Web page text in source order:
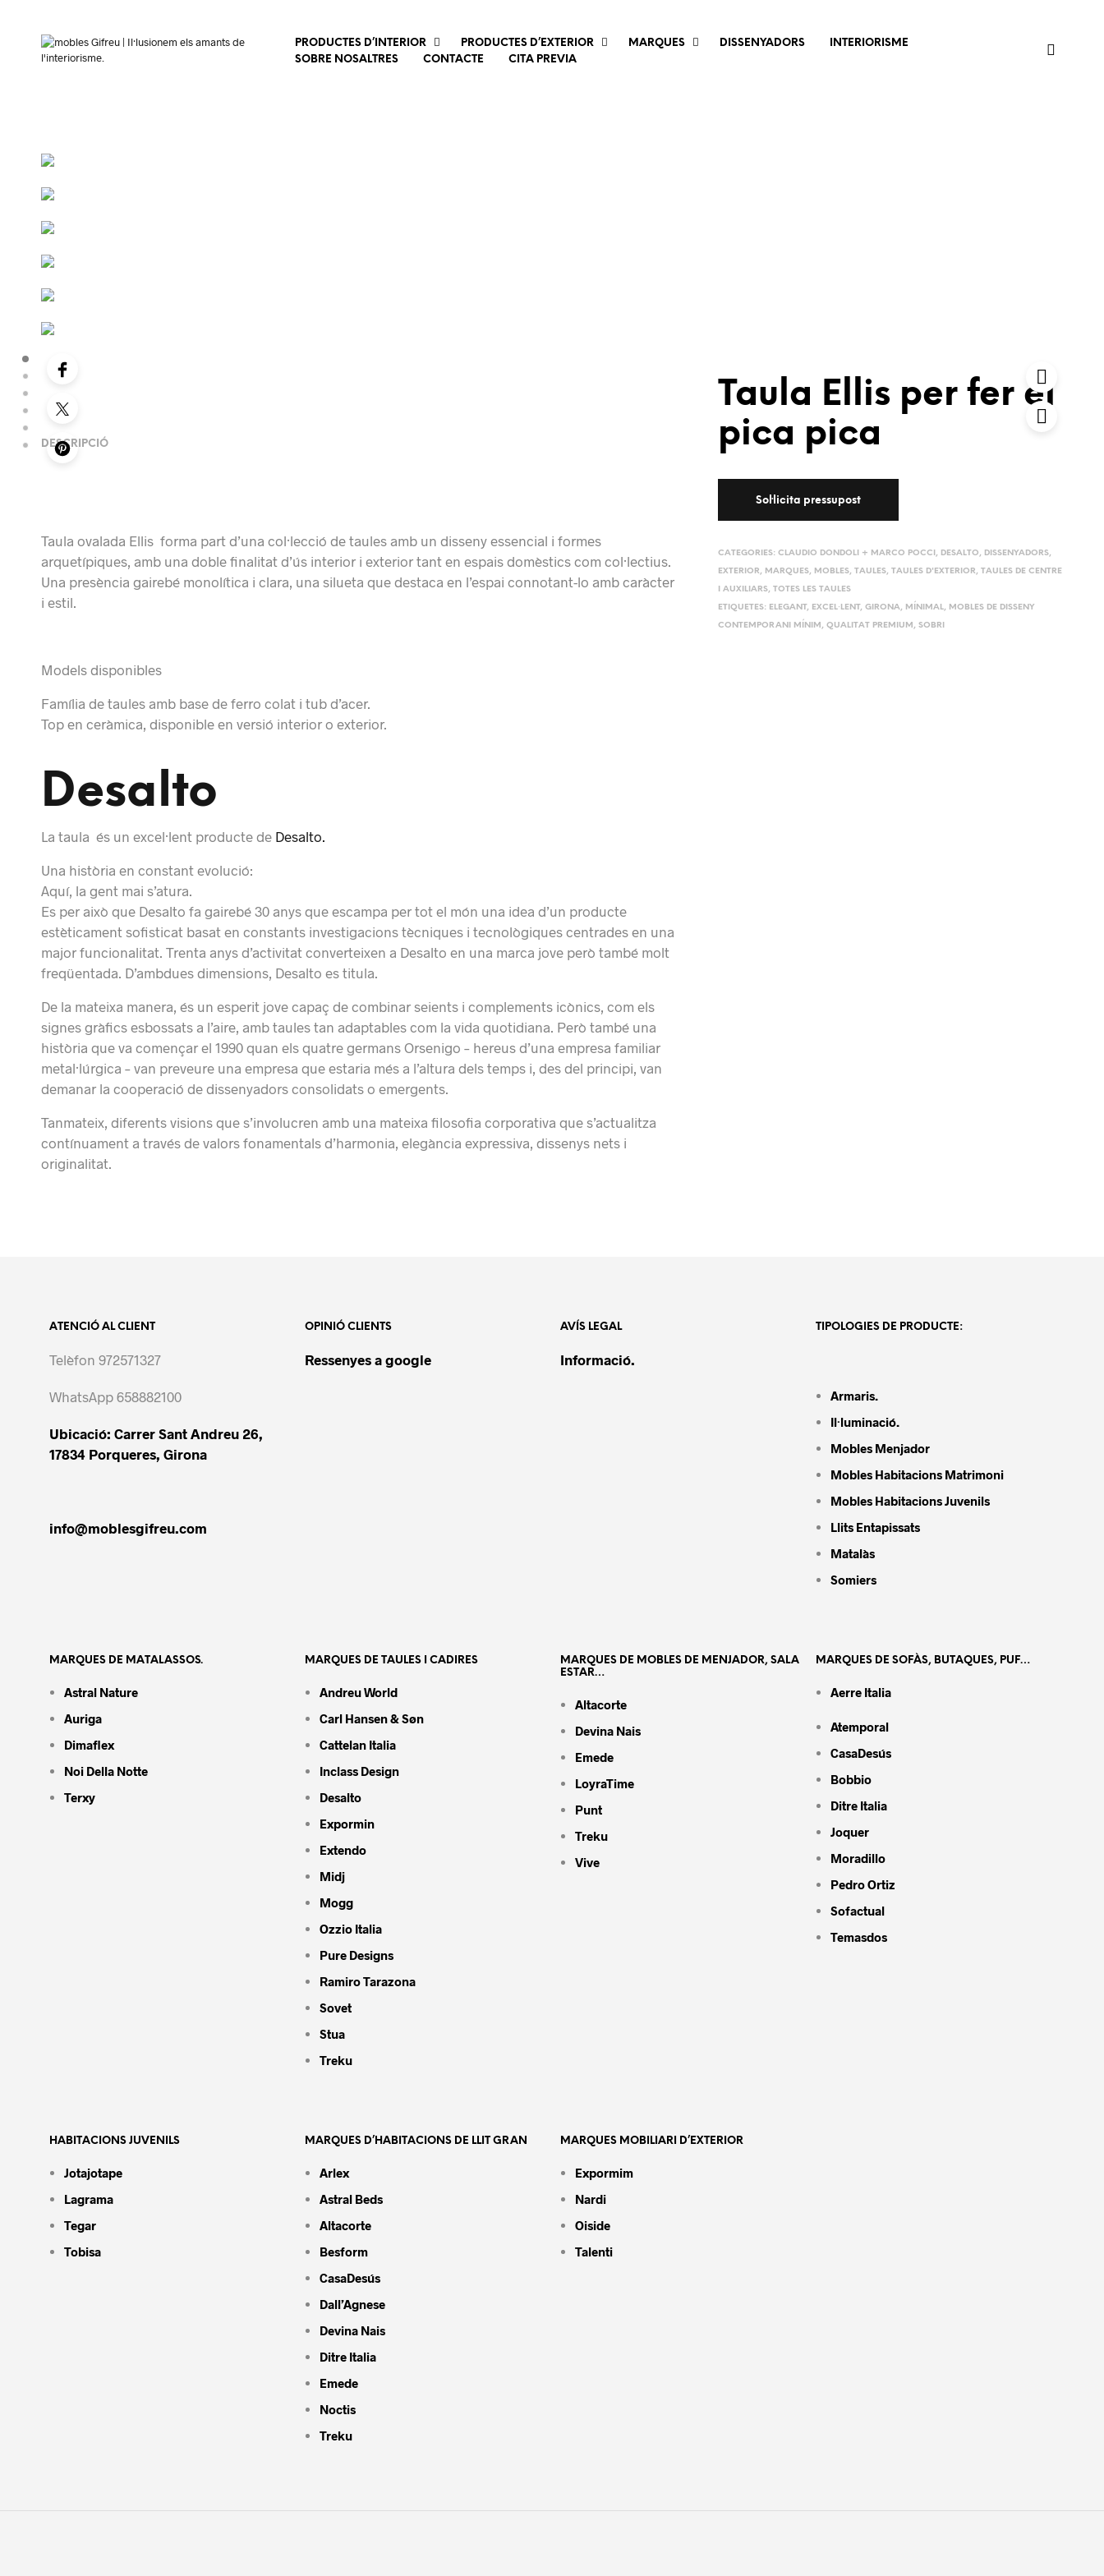
PRODUCTES D’INTERIOR PRODUCTES D’EXTERIOR MARQUES DISSENYADORS
INTERIORISME
SOBRE NOSALTRES
CONTACTE CITA PREVIA
Taula Ellis per fer el
pica pica
CATEGORIES: CLAUDIO DONDOLI + MARCO POCCI , DESALTO, DISSENYADORS,
EXTERIOR, MARQUES, MOBLES, TAULES, TAULES D'EXTERIOR, TAULES DE CENTRE
I AUXILIARS, TOTES LES TAULES
ETIQUETES: ELEGANT, EXCEL·LENT, GIRONA, MÍNIMAL, MOBLES DE DISSENY
CONTEMPORANI MÍNIM , QUALITAT PREMIUM , SOBRI
DESCRIPCIÓ
Taula ovalada Ellis forma part d’una col·lecció de taules amb un disseny essencial i formes
arquetípiques, amb una doble finalitat d’ús interior i exterior tant en espais domèstics com col·lectius.
Una presència gairebé monolítica i clara, una silueta que destaca en l’espai connotant-lo amb caràcter
i estil.
Models disponibles
Família de taules amb base de ferro colat i tub d’acer.
Top en ceràmica, disponible en versió interior o exterior.
Desalto
La taula és un excel·lent producte de Desalto.
Una història en constant evolució:
Aquí, la gent mai s’atura.
Es per això que Desalto fa gairebé 30 anys que escampa per tot el món una idea d’un producte
estèticament sofisticat basat en constants investigacions tècniques i tecnològiques centrades en una
major funcionalitat. Trenta anys d’activitat converteixen a Desalto en una marca jove però també molt
freqüentada. D’ambdues dimensions, Desalto es titula.
De la mateixa manera, és un esperit jove capaç de combinar seients i complements icònics, com els
signes gràfics esbossats a l’aire, amb taules tan adaptables com la vida quotidiana. Però també una
història que va començar el 1990 quan els quatre germans Orsenigo – hereus d’una empresa familiar
metal·lúrgica – van preveure una empresa que estaria més a l’altura dels temps i, des del principi, van
demanar la cooperació de dissenyadors consolidats o emergents.
Tanmateix, diferents visions que s’involucren amb una mateixa filosofia corporativa que s’actualitza
contínuament a través de valors fonamentals d’harmonia, elegància expressiva, dissenys nets i
originalitat.
ATENCIÓ AL CLIENT
Telèfon 972571327
WhatsApp 658882100
Ubicació: Carrer Sant Andreu 26,
17834 Porqueres, Girona
info@moblesgifreu.com
OPINIÓ CLIENTS
Ressenyes a google
AVÍS LEGAL
Informació.
TIPOLOGIES DE PRODUCTE:
Armaris.
Il·luminació.
Mobles Menjador
Mobles Habitacions Matrimoni
Mobles Habitacions Juvenils
Llits Entapissats
Matalàs
Somiers
MARQUES DE MATALASSOS.
Astral Nature
Auriga
Dimaflex
Noi Della Notte
Terxy
MARQUES DE TAULES I CADIRES
Andreu World
Carl Hansen & Søn
Cattelan Italia
Inclass Design
Desalto
Expormin
Extendo
Midj
Mogg
Ozzio Italia
Pure Designs
Ramiro Tarazona
Sovet
Stua
Treku
MARQUES DE MOBLES DE MENJADOR, SALA
ESTAR…
Altacorte
Devina Nais
Emede
LoyraTime
Punt
Treku
Vive
MARQUES DE SOFÀS, BUTAQUES, PUF…
Aerre Italia
Atemporal
CasaDesús
Bobbio
Ditre Italia
Joquer
Moradillo
Pedro Ortiz
Sofactual
Temasdos
HABITACIONS JUVENILS
Jotajotape
Lagrama
Tegar
Tobisa
MARQUES D’HABITACIONS DE LLIT GRAN
Arlex
Astral Beds
Altacorte
Besform
CasaDesús
Dall’Agnese
Devina Nais
Ditre Italia
Emede
Noctis
Treku
MARQUES MOBILIARI D’EXTERIOR
Expormim
Nardi
Oiside
Talenti